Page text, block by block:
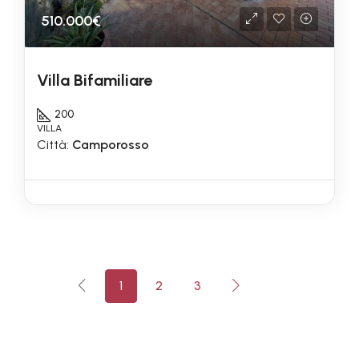
510.000€
Villa Bifamiliare
200
VILLA
Città: Camporosso
1 2 3